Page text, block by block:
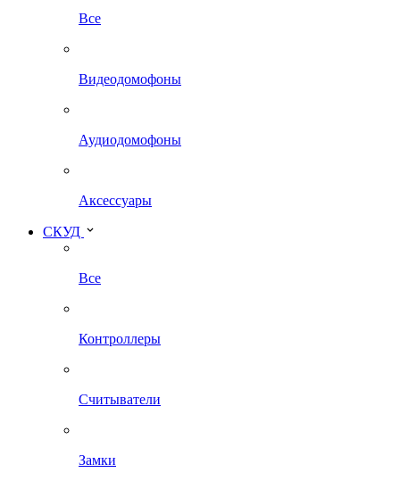
Все
Видеодомофоны
Аудиодомофоны
Аксессуары
СКУД
Все
Контроллеры
Считыватели
Замки